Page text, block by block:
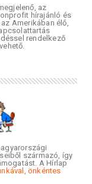
az
hírajánló és
Amerikában élő,
rendelkező
származó, így
A Hírlap
önkéntes